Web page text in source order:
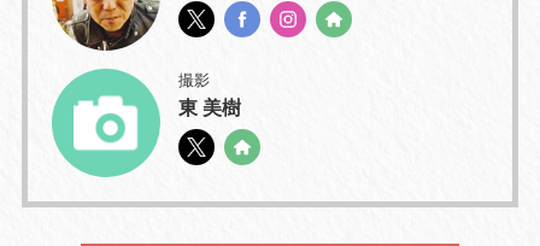
撮影
東 美樹